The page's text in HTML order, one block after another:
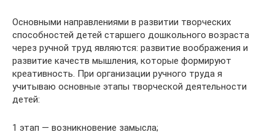
Основными направлениями в развитии творческих
способностей детей старшего дошкольного возраста
через ручной труд являются: развитие воображения и
развитие качеств мышления, которые формируют
креативность. При организации ручного труда я
учитываю основные этапы творческой деятельности
детей:
1 этап — возникновение замысла;